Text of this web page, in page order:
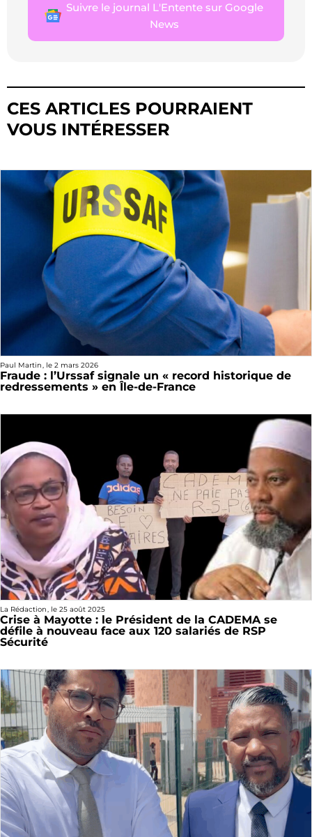
Suivre le journal L'Entente sur Google
News
CES ARTICLES POURRAIENT
VOUS INTÉRESSER
Paul Martin, le 2 mars 2026
Fraude : l’Urssaf signale un « record historique de
redressements » en Île-de-France
La Rédaction, le 25 août 2025
Crise à Mayotte : le Président de la CADEMA se
défile à nouveau face aux 120 salariés de RSP
Sécurité